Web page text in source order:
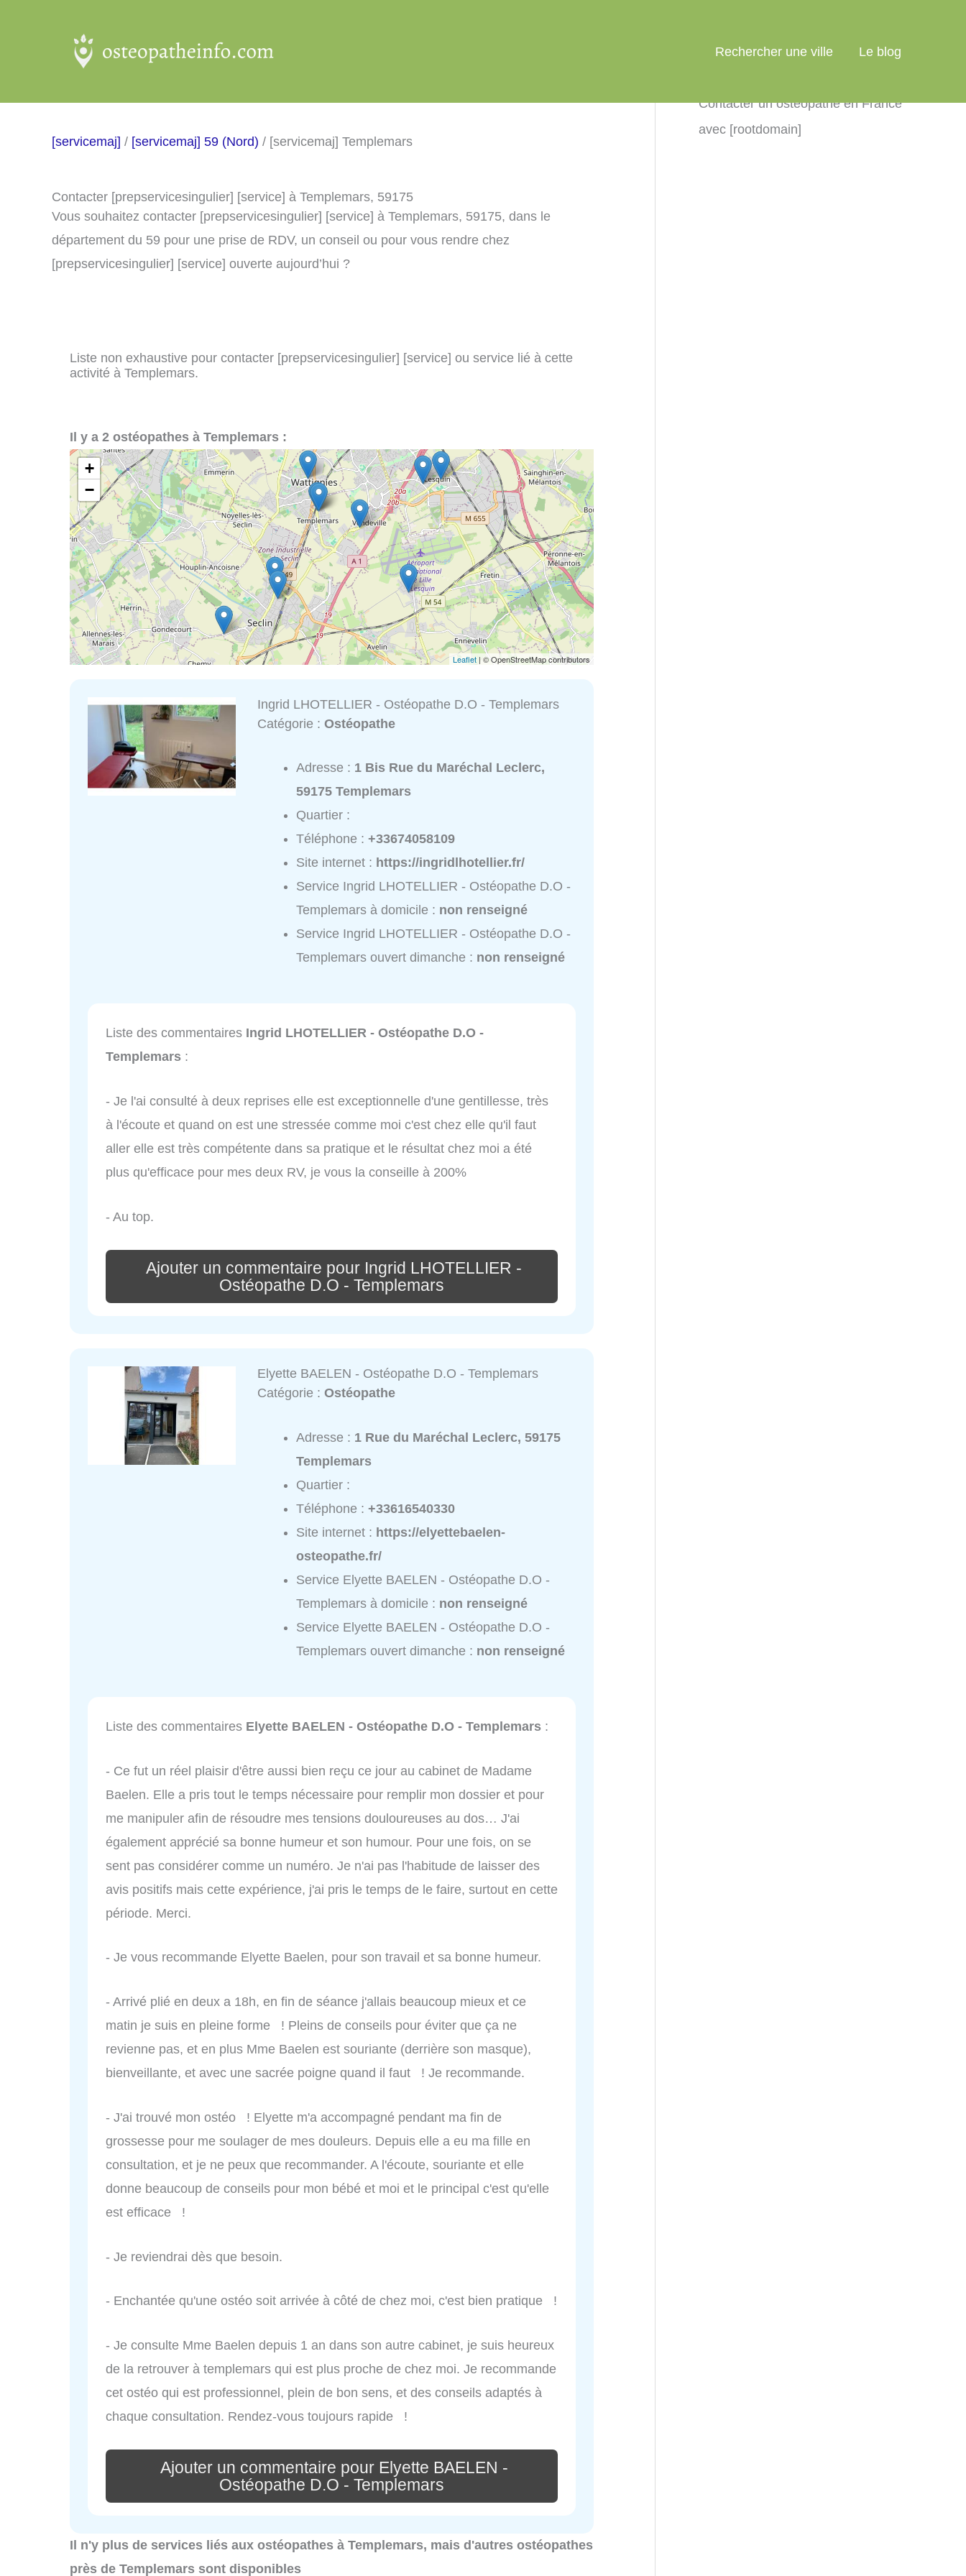
Rechercher une ville Le blog
[servicemaj] / [servicemaj] 59 (Nord) / [servicemaj] Templemars
Contacter [prepservicesingulier] [service] à Templemars, 59175
Vous souhaitez contacter [prepservicesingulier] [service] à Templemars, 59175, dans le
département du 59 pour une prise de RDV, un conseil ou pour vous rendre chez
[prepservicesingulier] [service] ouverte aujourd’hui ?
Liste non exhaustive pour contacter [prepservicesingulier] [service] ou service lié à cette
activité à Templemars.
Il y a 2 ostéopathes à Templemars :
+
−
Leaflet | © OpenStreetMap contributors
Ingrid LHOTELLIER - Ostéopathe D.O - Templemars
Catégorie :Ostéopathe
Adresse : 1 Bis Rue du Maréchal Leclerc,
59175 Templemars
Quartier :
Téléphone :+33674058109
Site internet : https://ingridlhotellier.fr/
Service Ingrid LHOTELLIER - Ostéopathe D.O -
Templemars à domicile : non renseigné
Service Ingrid LHOTELLIER - Ostéopathe D.O -
Templemars ouvert dimanche : non renseigné
Liste des commentaires Ingrid LHOTELLIER - Ostéopathe D.O -
Templemars :
- Je l'ai consulté à deux reprises elle est exceptionnelle d'une gentillesse, très
à l'écoute et quand on est une stressée comme moi c'est chez elle qu'il faut
aller elle est très compétente dans sa pratique et le résultat chez moi a été
plus qu'efficace pour mes deux RV, je vous la conseille à 200%
- Au top.
Ajouter un commentaire pour Ingrid LHOTELLIER -
Ostéopathe D.O - Templemars
Elyette BAELEN - Ostéopathe D.O - Templemars
Catégorie :Ostéopathe
Adresse : 1 Rue du Maréchal Leclerc, 59175
Templemars
Quartier :
Téléphone :+33616540330
Site internet : https://elyettebaelen-
osteopathe.fr/
Service Elyette BAELEN - Ostéopathe D.O -
Templemars à domicile : non renseigné
Service Elyette BAELEN - Ostéopathe D.O -
Templemars ouvert dimanche : non renseigné
Liste des commentaires Elyette BAELEN - Ostéopathe D.O - Templemars :
- Ce fut un réel plaisir d'être aussi bien reçu ce jour au cabinet de Madame
Baelen. Elle a pris tout le temps nécessaire pour remplir mon dossier et pour
me manipuler afin de résoudre mes tensions douloureuses au dos… J'ai
également apprécié sa bonne humeur et son humour. Pour une fois, on se
sent pas considérer comme un numéro. Je n'ai pas l'habitude de laisser des
avis positifs mais cette expérience, j'ai pris le temps de le faire, surtout en cette
période. Merci.
- Je vous recommande Elyette Baelen, pour son travail et sa bonne humeur.
- Arrivé plié en deux a 18h, en fin de séance j'allais beaucoup mieux et ce
matin je suis en pleine forme ! Pleins de conseils pour éviter que ça ne
revienne pas, et en plus Mme Baelen est souriante (derrière son masque),
bienveillante, et avec une sacrée poigne quand il faut ! Je recommande.
- J'ai trouvé mon ostéo ! Elyette m'a accompagné pendant ma fin de
grossesse pour me soulager de mes douleurs. Depuis elle a eu ma fille en
consultation, et je ne peux que recommander. A l'écoute, souriante et elle
donne beaucoup de conseils pour mon bébé et moi et le principal c'est qu'elle
est efficace !
- Je reviendrai dès que besoin.
- Enchantée qu'une ostéo soit arrivée à côté de chez moi, c'est bien pratique !
- Je consulte Mme Baelen depuis 1 an dans son autre cabinet, je suis heureux
de la retrouver à templemars qui est plus proche de chez moi. Je recommande
cet ostéo qui est professionnel, plein de bon sens, et des conseils adaptés à
chaque consultation. Rendez-vous toujours rapide !
Ajouter un commentaire pour Elyette BAELEN -
Ostéopathe D.O - Templemars
Il n'y plus de services liés aux ostéopathes à Templemars, mais d'autres ostéopathes
près de Templemars sont disponibles
Contacter un ostéopathe en France
avec [rootdomain]